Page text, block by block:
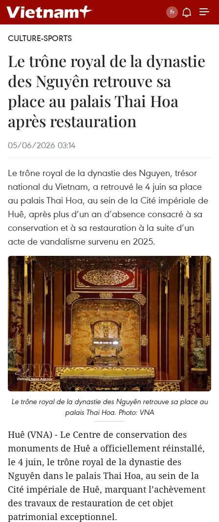
CULTURE-SPORTS
Le trône royal de la dynastie
des Nguyên retrouve sa
place au palais Thai Hoa
après restauration
05/06/2026 03:14
Le trône royal de la dynastie des Nguyen, trésor
national du Vietnam, a retrouvé le 4 juin sa place
au palais Thai Hoa, au sein de la Cité impériale de
Huê, après plus d’un an d’absence consacré à sa
conservation et à sa restauration à la suite d’un
acte de vandalisme survenu en 2025.
Le trône royal de la dynastie des Nguyên retrouve sa place au
palais Thai Hoa. Photo: VNA
Huê (VNA) - Le Centre de conservation des
monuments de Huê a officiellement réinstallé,
le 4 juin, le trône royal de la dynastie des
Nguyên dans le palais Thai Hoa, au sein de la
Cité impériale de Huê, marquant l’achèvement
des travaux de restauration de cet objet
patrimonial exceptionnel.